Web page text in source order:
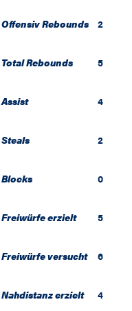
Offensiv Rebounds 2
Total Rebounds 5
Assist 4
Steals 2
Blocks 0
Freiwürfe erzielt 5
Freiwürfe versucht 6
Nahdistanz erzielt 4